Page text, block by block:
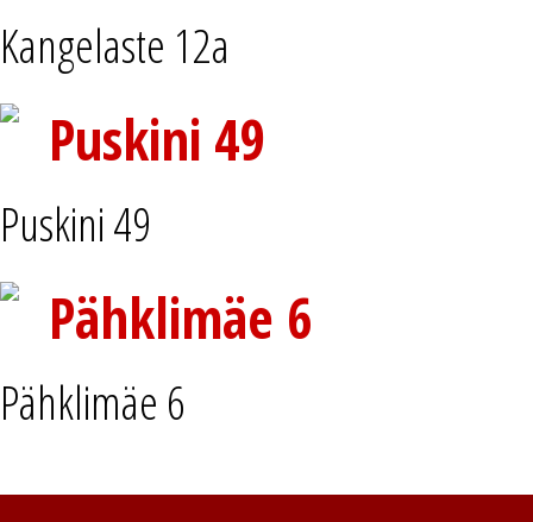
Kangelaste 12a
Puskini 49
Puskini 49
Pähklimäe 6
Pähklimäe 6